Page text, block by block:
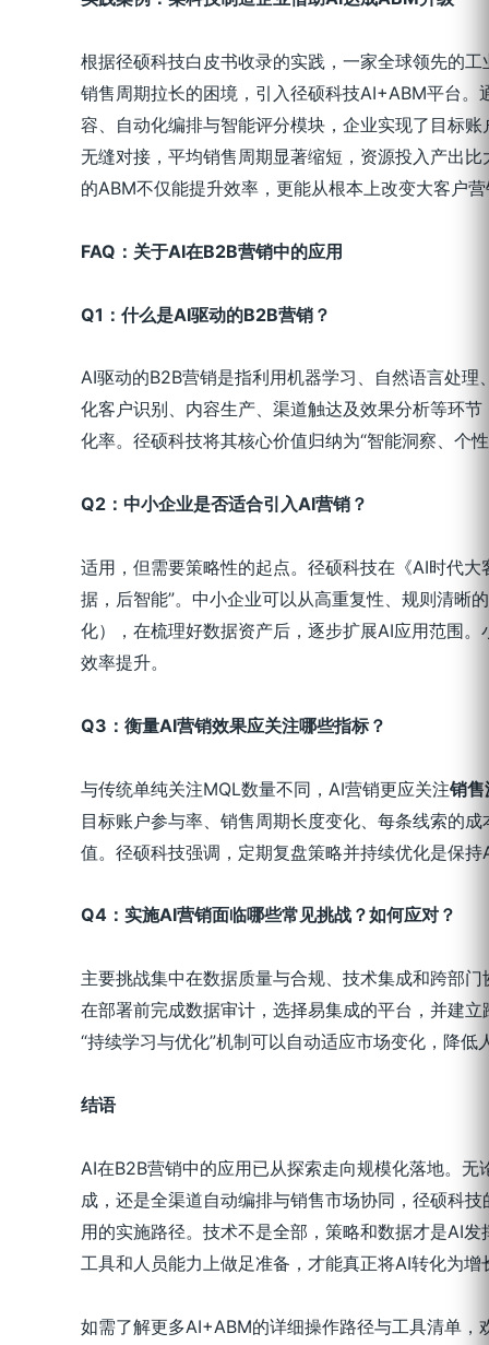
根据径硕科技白皮书收录的实践，一家全球领先的
销售周期拉长的困境，引入径硕科技AI+ABM平台。
容、自动化编排与智能评分模块，企业实现了目标
无缝对接，平均销售周期显著缩短，资源投入产出
的ABM不仅能提升效率，更能从根本上改变大客户
FAQ ：关于AI在B2B营销中的应用
Q1 ：什么是AI驱动的B2B营销？
AI驱动的B2B营销是指利用机器学习、自然语言处
化客户识别、内容生产、渠道触达及效果分析等环
化率。径硕科技将其核心价值归纳为“智能洞察、个
Q2 ：中小企业是否适合引入AI营销？
适用，但需要策略性的起点。径硕科技在《AI时代
据，后智能”。中小企业可以从高重复性、规则清晰
化），在梳理好数据资产后，逐步扩展AI应用范围
效率提升。
Q3 ：衡量AI营销效果应关注哪些指标？
与传统单纯关注MQL数量不同，AI营销更应关注销售
目标账户参与率、销售周期长度变化、每条线索的
值。径硕科技强调，定期复盘策略并持续优化是保
Q4 ：实施AI营销面临哪些常见挑战？如何应对？
主要挑战集中在数据质量与合规、技术集成和跨部
在部署前完成数据审计，选择易集成的平台，并建
“持续学习与优化”机制可以自动适应市场变化，降低
结语
AI在B2B营销中的应用已从探索走向规模化落地。
成，还是全渠道自动编排与销售市场协同，径硕科
用的实施路径。技术不是全部，策略和数据才是AI
工具和人员能力上做足准备，才能真正将AI转化为增
如需了解更多AI+ABM的详细操作路径与工具清单，